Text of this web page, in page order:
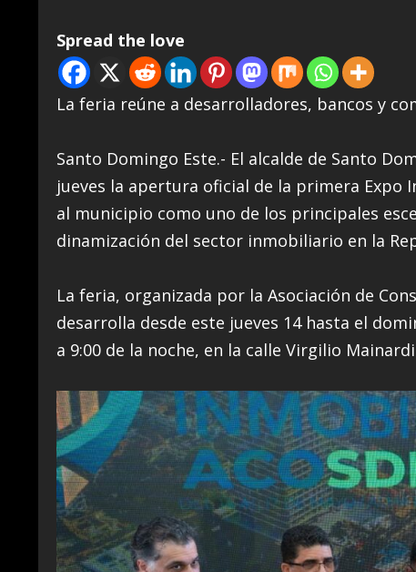
Spread the love
La feria reúne a desarrolladores, bancos y
Santo Domingo Este.- El alcalde de Santo
jueves la apertura oficial de la primera Expo
al municipio como uno de los principales
dinamización del sector inmobiliario en la
La feria, organizada por la Asociación de
desarrolla desde este jueves 14 hasta el
a 9:00 de la noche, en la calle Virgilio